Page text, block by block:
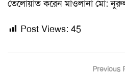
তেলোয়াত করেন মাওলানা মো:
Post Views: 45
Previous